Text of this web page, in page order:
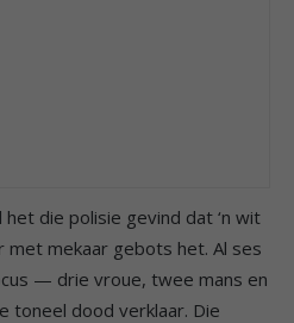
die polisie gevind dat ‘n wit
met mekaar gebots het. Al ses
— drie vroue, twee mans en
toneel dood verklaar. Die